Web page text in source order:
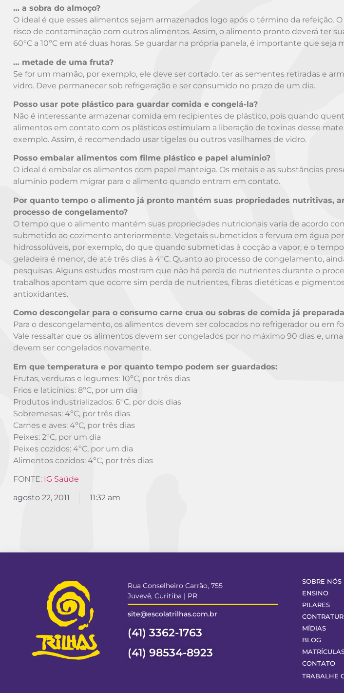
… a sobra do almoço?
O ideal é que esses alimentos sejam armazenados logo após o término da refeição.
risco de contaminação com outros alimentos. Assim, o alimento pronto deverá ter
60°C a 10ºC em até duas horas. Se guardar na própria panela, é importante que seja
… metade de uma fruta?
Se for um mamão, por exemplo, ele deve ser cortado, ter as sementes retiradas e
vidro. Deve permanecer sob refrigeração e ser consumido no prazo de um dia.
Posso usar pote plástico para guardar comida e congelá-la?
Não é interessante armazenar comida em recipientes de plástico, pois quando
alimentos em contato com os plásticos estimulam a liberação de toxinas desse
exemplo. Assim, é recomendado usar tigelas ou outros vasilhames de vidro.
Posso embalar alimentos com filme plástico e papel alumínio?
O ideal é embalar os alimentos com papel manteiga. Os metais e as substâncias
alumínio podem migrar para o alimento quando entram em contato.
Por quanto tempo o alimento já pronto mantém suas propriedades nutritivas,
processo de congelamento?
O tempo que o alimento mantém suas propriedades nutricionais varia de acordo
submetido ao cozimento anteriormente. Vegetais submetidos a fervura em água
hidrossolúveis, por exemplo, do que quando submetidas à cocção a vapor; e o
geladeira é menor, de até três dias à 4ºC. Quanto ao processo de congelamento,
pesquisas. Alguns estudos mostram que não há perda de nutrientes durante o
trabalhos apontam que ocorre sim perda de nutrientes, fibras dietéticas e
antioxidantes.
Como descongelar para o consumo carne crua ou sobras de comida já
Para o descongelamento, os alimentos devem ser colocados no refrigerador ou em
Vale ressaltar que os alimentos devem ser congelados por no máximo 90 dias e,
devem ser congelados novamente.
Em que temperatura e por quanto tempo podem ser guardados:
Frutas, verduras e legumes: 10ºC, por três dias
Frios e laticínios: 8ºC, por um dia
Produtos industrializados: 6ºC, por dois dias
Sobremesas: 4ºC, por três dias
Carnes e aves: 4ºC, por três dias
Peixes: 2ºC, por um dia
Peixes cozidos: 4ºC, por um dia
Alimentos cozidos: 4ºC, por três dias
FONTE: IG Saúde
agosto 22, 2011 11:32 am
Rua Conselheiro Carrão, 755
Juvevê, Curitiba | PR
site@escolatrilhas.com.br
(41) 3362-1763
(41) 98534-8923
SOBRE NÓS
ENSINO
PILARES
MÍDIAS
BLOG
CONTATO
TRABALHE